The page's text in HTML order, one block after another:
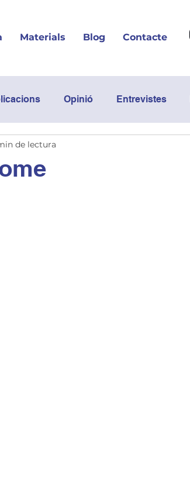
Materials Blog Contacte
Opinió Entrevistes
Posicionament
de lectura